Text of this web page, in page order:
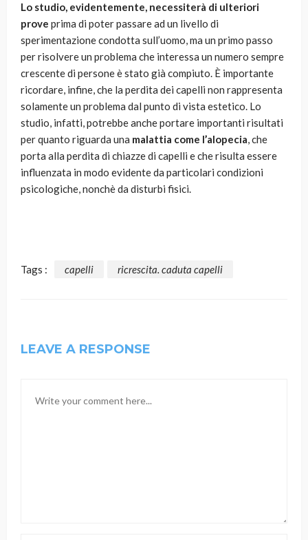
Lo studio, evidentemente, necessiterà di ulteriori
prove prima di poter passare ad un livello di
sperimentazione condotta sull’uomo, ma un primo passo
per risolvere un problema che interessa un numero sempre
crescente di persone è stato già compiuto. È importante
ricordare, infine, che la perdita dei capelli non rappresenta
solamente un problema dal punto di vista estetico. Lo
studio, infatti, potrebbe anche portare importanti risultati
per quanto riguarda una malattia come l’alopecia, che
porta alla perdita di chiazze di capelli e che risulta essere
influenzata in modo evidente da particolari condizioni
psicologiche, nonchè da disturbi fisici.
Tags : capelli ricrescita. caduta capelli
LEAVE A RESPONSE